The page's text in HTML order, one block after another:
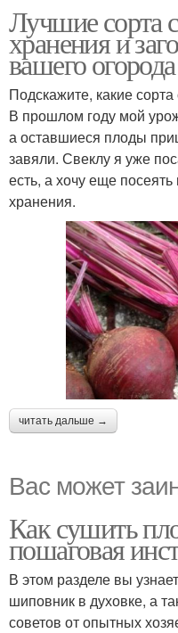
Лучшие сорта
хранения и
вашего огорода
Подскажите, какие
В прошлом году мой
а оставшиеся плоды
завяли. Свеклу я уже
есть, а хочу еще
хранения.
читать дальше →
Вас может
Как сушить
пошаговая
В этом разделе вы
шиповник в духовке, а
советов от опытных